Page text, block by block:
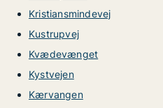
Kristiansmindevej
Kustrupvej
Kvædevænget
Kystvejen
Kærvangen